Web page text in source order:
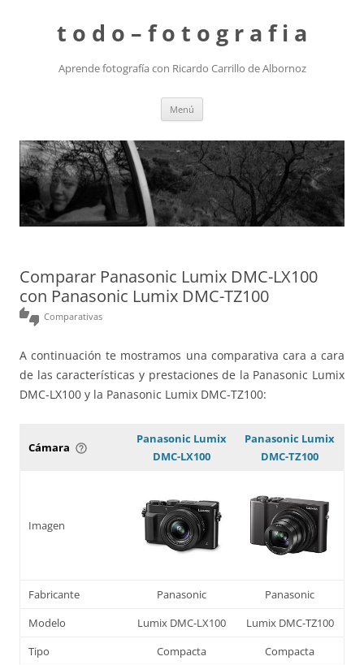
t o d o – f o t o g r a f i a
Aprende fotografía con Ricardo Carrillo de Albornoz
Menú
Comparar Panasonic Lumix DMC-LX100
con Panasonic Lumix DMC-TZ100
thumbs_up_down Comparativas
A continuación te mostramos una comparativa cara a cara
de las características y prestaciones de la Panasonic Lumix
DMC-LX100 y la Panasonic Lumix DMC-TZ100:
Cámara help_outline
Panasonic Lumix
DMC-LX100
Panasonic Lumix
DMC-TZ100
Imagen
Fabricante Panasonic
Panasonic
Modelo
Lumix DMC-LX100
Lumix DMC-TZ100
Tipo
Compacta Compacta